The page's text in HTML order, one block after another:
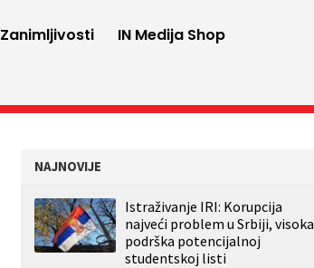
Zanimljivosti
IN Medija Shop
NAJNOVIJE
Istraživanje IRI: Korupcija
najveći problem u Srbiji, visoka
podrška potencijalnoj
studentskoj listi